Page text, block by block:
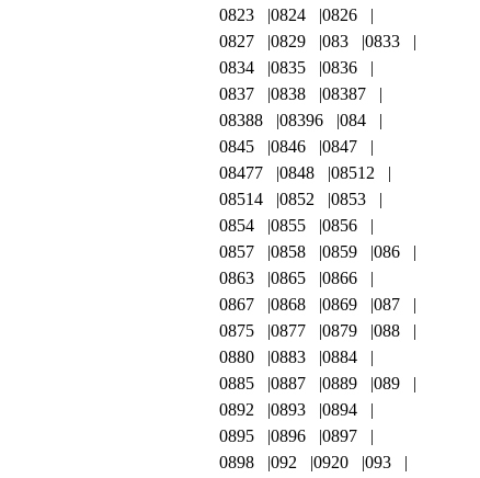
0823
0824
0826
0827
0829 083
0833
0834
0835
0836
0837
0838
08387
08388
08396
084
0845
0846
0847
08477
0848
08512
08514
0852
0853
0854
0855
0856
0857
0858 0859
086
0863
0865
0866
0867
0868 0869
087
0875
0877 0879
088
0880
0883
0884
0885
0887 0889
089
0892
0893
0894
0895
0896
0897
0898
092 0920
093